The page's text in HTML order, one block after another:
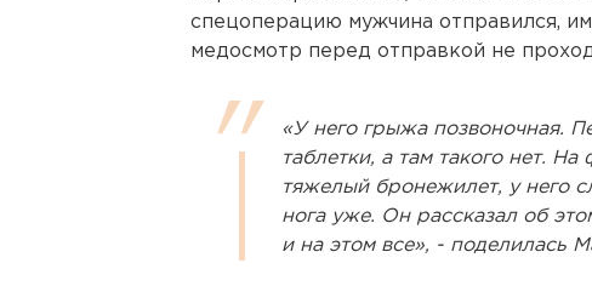
спецоперацию мужчина отправился,
медосмотр перед отправкой не
«У него грыжа позвоночная.
таблетки, а там такого нет.
тяжелый бронежилет, у него
нога уже. Он рассказал об
и на этом все», - поделилась